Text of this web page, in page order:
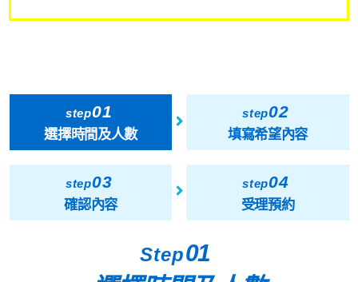
step01
選擇時間及人數
step02
填寫希望內容
step03
確認內容
step04
受理預約
Step01